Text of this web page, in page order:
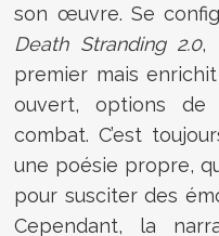
son œuvre. Se
Death Stranding 2.0,
premier mais
ouvert, options de
combat. C’est
une poésie propre,
pour susciter des
Cependant, la